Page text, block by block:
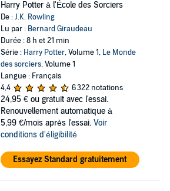
Harry Potter à l'École des Sorciers
De :J.K. Rowling
Lu par : Bernard Giraudeau
Durée : 8 h et 21 min
Série : Harry Potter, Volume 1, Le Monde
des sorciers, Volume 1
Langue : Français
4,4
6 322 notations
24,95 € ou gratuit avec l'essai.
Renouvellement automatique à
5,99 €/mois après l'essai. Voir
conditions d'éligibilité
Essayez Standard gratuitement